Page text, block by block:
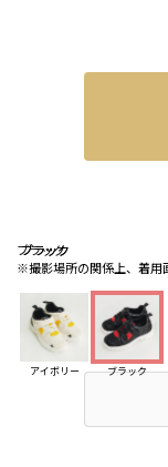
ブラック
※撮影場所の関係上、着用
ブラック
ブラック
アイボリー ブラック
店